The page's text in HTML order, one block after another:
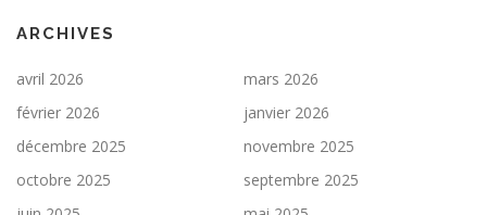
ARCHIVES
avril 2026
mars 2026
février 2026
janvier 2026
décembre 2025
novembre 2025
octobre 2025
septembre 2025